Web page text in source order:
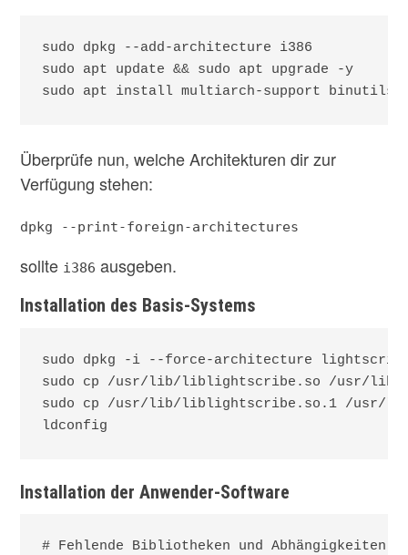
sudo dpkg --add-architecture i386
sudo apt update && sudo apt upgrade -y
sudo apt install multiarch-support binutils-
Überprüfe nun, welche Architekturen dir zur
Verfügung stehen:
dpkg --print-foreign-architectures
sollte i386 ausgeben.
Installation des Basis-Systems
sudo dpkg -i --force-architecture
sudo cp /usr/lib/liblightscribe.so /usr/
sudo cp /usr/lib/liblightscribe.so.1 /usr/
ldconfig
Installation der Anwender-Software
# Fehlende Bibliotheken und